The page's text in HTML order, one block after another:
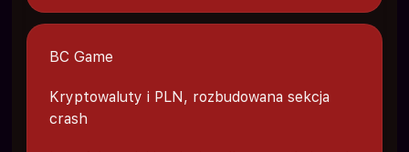
BC Game
Kryptowaluty i PLN, rozbudowana sekcja
crash